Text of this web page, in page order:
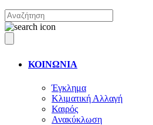
ΚΟΙΝΩΝΙΑ
Έγκλημα
Κλιματική Αλλαγή
Καιρός
Ανακύκλωση